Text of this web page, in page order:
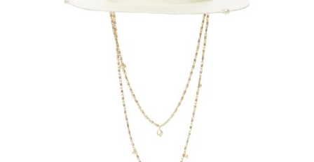
JE SHOPPE